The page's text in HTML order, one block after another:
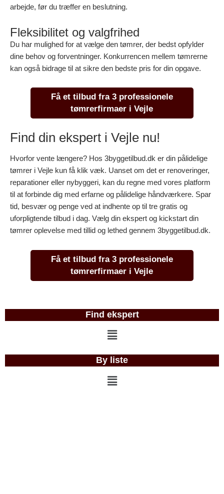
arbejde, før du træffer en beslutning.
Fleksibilitet og valgfrihed
Du har mulighed for at vælge den tømrer, der bedst opfylder
dine behov og forventninger. Konkurrencen mellem tømrerne
kan også bidrage til at sikre den bedste pris for din opgave.
Få et tilbud fra 3 professionele
tømrerfirmaer i Vejle
Find din ekspert i Vejle nu!
Hvorfor vente længere? Hos 3byggetilbud.dk er din pålidelige
tømrer i Vejle kun få klik væk. Uanset om det er renoveringer,
reparationer eller nybyggeri, kan du regne med vores platform
til at forbinde dig med erfarne og pålidelige håndværkere. Spar
tid, besvær og penge ved at indhente op til tre gratis og
uforpligtende tilbud i dag. Vælg din ekspert og kickstart din
tømrer oplevelse med tillid og lethed gennem 3byggetilbud.dk.
Få et tilbud fra 3 professionele
tømrerfirmaer i Vejle
Find ekspert
Menu
By liste
Menu